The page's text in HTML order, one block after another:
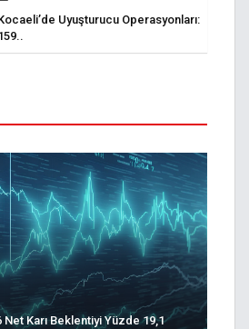
Uyuşturucu Operasyonları:
Net Karı Beklentiyi Yüzde 19,1